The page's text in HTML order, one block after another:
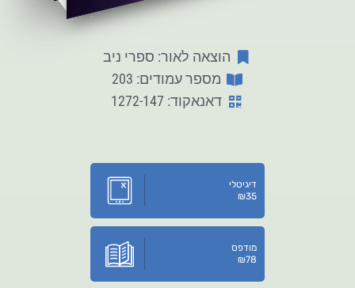
הוצאה לאור: ספרי ניב
מספר עמודים: 203
דאנאקוד: 1272-147
דיגיטלי
₪35
מודפס
₪78